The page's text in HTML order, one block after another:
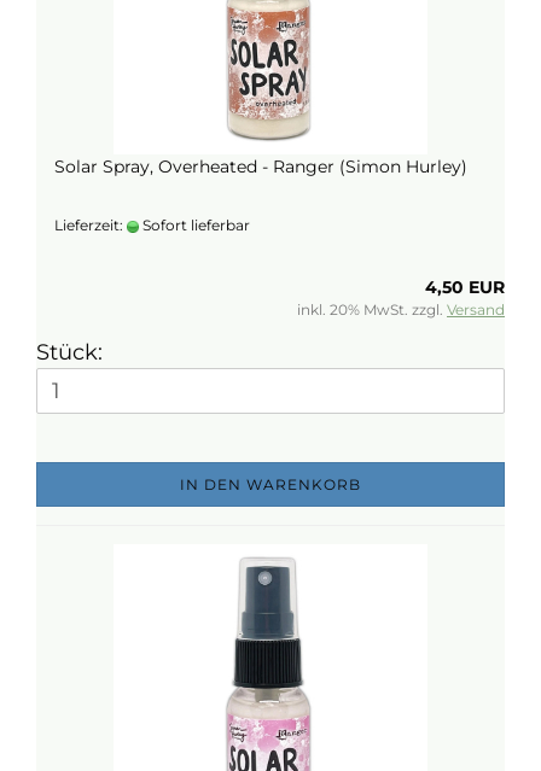
Solar Spray, Overheated - Ranger (Simon Hurley)
Lieferzeit: Sofort lieferbar
4,50 EUR
inkl. 20% MwSt. zzgl. Versand
Stück:
IN DEN WARENKORB